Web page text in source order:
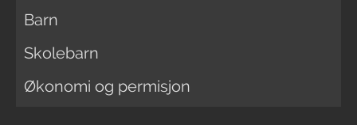
Barn
Skolebarn
Økonomi og permisjon